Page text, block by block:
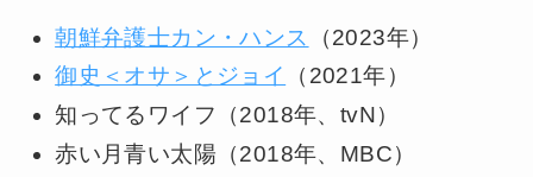
朝鮮弁護士カン・ハンス
（2023年）
御史＜オサ＞とジョイ
（2021年）
知ってるワイフ（2018年、tvN）
赤い月青い太陽（2018年、MBC）